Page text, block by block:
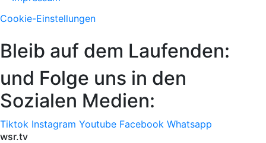
Cookie-Einstellungen
Bleib auf dem Laufenden:
und Folge uns in den
Sozialen Medien:
Tiktok Instagram Youtube Facebook Whatsapp
wsr.tv